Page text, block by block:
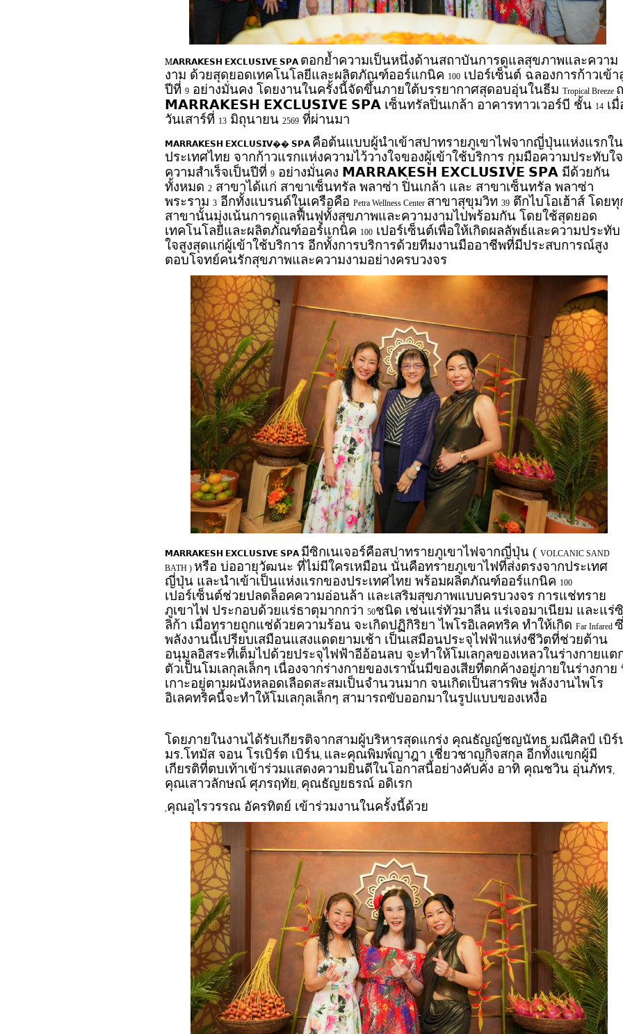
M𝗔𝗥𝗥𝗔𝗞𝗘𝗦𝗛 𝗘𝗫𝗖𝗟𝗨𝗦𝗜𝗩𝗘 𝗦𝗣𝗔 ตอกย้ำความเป็นหนึ่งด้านสถาบันการดูแลสุขภาพและความ
งาม ด้วยสุดยอดเทคโนโลยีและผลิตภัณฑ์ออร์แกนิค 100 เปอร์เซ็นต์ ฉลองการก้าวเข้า
ปีที่ 9 อย่างมั่นคง โดยงานในครั้งนี้จัดขึ้นภายใต้บรรยากาศสุดอบอุ่นในธีม Tropical Breeze
𝗠𝗔𝗥𝗥𝗔𝗞𝗘𝗦𝗛 𝗘𝗫𝗖𝗟𝗨𝗦𝗜𝗩𝗘 𝗦𝗣𝗔 เซ็นทรัลปิ่นเกล้า อาคารทาวเวอร์บี ชั้น 14 เ
วันเสาร์ที่ 13 มิถุนายน 2569 ที่ผ่านมา
𝗠𝗔𝗥𝗥𝗔𝗞𝗘𝗦𝗛 𝗘𝗫𝗖𝗟𝗨𝗦𝗜𝗩�� 𝗦𝗣𝗔 คือต้นแบบผู้นำเข้าสปาทรายภูเขาไฟจากญี่ปุ่นแห่งแรกใน
ประเทศไทย จากก้าวแรกแห่งความไว้วางใจของผู้เข้าใช้บริการ กุมมือความประทับใ
ความสำเร็จเป็นปีที่ 9 อย่างมั่นคง 𝗠𝗔𝗥𝗥𝗔𝗞𝗘𝗦𝗛 𝗘𝗫𝗖𝗟𝗨𝗦𝗜𝗩𝗘 𝗦𝗣𝗔 มีด้วยกัน
ทั้งหมด 2 สาขาได้แก่ สาขาเซ็นทรัล พลาซ่า ปิ่นเกล้า และ สาขาเซ็นทรัล พลาซ่า
พระราม 3 อีกทั้งแบรนด์ในเครือคือ Petra Wellness Center สาขาสุขุมวิท 39 ตึกไบโอเฮ้าส์ โดยทุ
สาขานั้นมุ่งเน้นการดูแลฟื้นฟูทั้งสุขภาพและความงามไปพร้อมกัน โดยใช้สุดยอด
เทคโนโลยีและผลิตภัณฑ์ออร์แกนิค 100 เปอร์เซ็นต์เพื่อให้เกิดผลลัพธ์และความประทับ
ใจสูงสุดแก่ผู้เข้าใช้บริการ อีกทั้งการบริการด้วยทีมงานมืออาชีพที่มีประสบการณ์สูง
ตอบโจทย์คนรักสุขภาพและความงามอย่างครบวงจร
𝗠𝗔𝗥𝗥𝗔𝗞𝗘𝗦𝗛 𝗘𝗫𝗖𝗟𝗨𝗦𝗜𝗩𝗘 𝗦𝗣𝗔 มีซิกเนเจอร์คือสปาทรายภูเขาไฟจากญี่ปุ่น ( VOLCANIC SAND
BATH ) หรือ บ่ออายุวัฒนะ ที่ไม่มีใครเหมือน นั่นคือทรายภูเขาไฟที่ส่งตรงจากประเทศ
ญี่ปุ่น และนำเข้าเป็นแห่งแรกของประเทศไทย พร้อมผลิตภัณฑ์ออร์แกนิค 100
เปอร์เซ็นต์ช่วยปลดล็อคความอ่อนล้า และเสริมสุขภาพแบบครบวงจร การแช่ทราย
ภูเขาไฟ ประกอบด้วยแร่ธาตุมากกว่า 50ชนิด เช่นแร่ทัวมาลีน แร่เจอมาเนียม และแร่ซิ
ลิก้า เมื่อทรายถูกแช่ด้วยความร้อน จะเกิดปฏิกิริยา ไพโรอิเลคทริค ทำให้เกิด Far Infared
พลังงานนี้เปรียบเสมือนแสงแดดยามเช้า เป็นเสมือนประจุไฟฟ้าแห่งชีวิตที่ช่วยต้าน
อนุมูลอิสระที่เต็มไปด้วยประจุไฟฟ้าอีอ้อนลบ จะทำให้โมเลกุลของเหลวในร่างกายแต
ตัวเป็นโมเลกุลเล็กๆ เนื่องจากร่างกายของเรานั้นมีของเสียที่ตกค้างอยู่ภายในร่างกาย
เกาะอยู่ตามผนังหลอดเลือดสะสมเป็นจำนวนมาก จนเกิดเป็นสารพิษ พลังงานไพโร
อิเลคทริคนี้จะทำให้โมเลกุลเล็กๆ สามารถขับออกมาในรูปแบบของเหงื่อ
โดยภายในงานได้รับเกียรติจากสามผู้บริหารสุดแกร่ง คุณธัญญ์ชญนัทธ มณีศิลป์ เบิร์
มร.โทมัส จอน โรเบิร์ต เบิร์น, และคุณพิมพ์ญาฎา เชี่ยวชาญกิจสกุล อีกทั้งแขกผู้มี
เกียรติที่ตบเท้าเข้าร่วมแสดงความยินดีในโอกาสนี้อย่างคับคั่ง อาทิ คุณชวิน อุ่นภัทร,
คุณเสาวลักษณ์ ศุภรฤทัย, คุณธัญยธรณ์ อดิเรก
,คุณอุไรวรรณ อัครทิตย์ เข้าร่วมงานในครั้งนี้ด้วย